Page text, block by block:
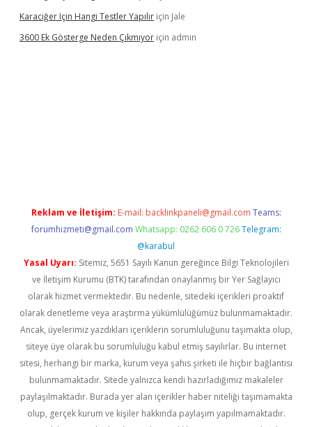
Karaciğer Için Hangi Testler Yapılır için Jale
3600 Ek Gösterge Neden Çıkmıyor için admin
Reklam ve İletişim: E-mail: backlinkpaneli@gmail.com Teams:
forumhizmeti@gmail.com Whatsapp: 0262 606 0 726 Telegram:
@karabul
Yasal Uyarı: Sitemiz, 5651 Sayılı Kanun gereğince Bilgi Teknolojileri
ve İletişim Kurumu (BTK) tarafından onaylanmış bir Yer Sağlayıcı
olarak hizmet vermektedir. Bu nedenle, sitedeki içerikleri proaktif
olarak denetleme veya araştırma yükümlülüğümüz bulunmamaktadır.
Ancak, üyelerimiz yazdıkları içeriklerin sorumluluğunu taşımakta olup,
siteye üye olarak bu sorumluluğu kabul etmiş sayılırlar. Bu internet
sitesi, herhangi bir marka, kurum veya şahıs şirketi ile hiçbir bağlantısı
bulunmamaktadır. Sitede yalnızca kendi hazırladığımız makaleler
paylaşılmaktadır. Burada yer alan içerikler haber niteliği taşımamakta
olup, gerçek kurum ve kişiler hakkında paylaşım yapılmamaktadır.